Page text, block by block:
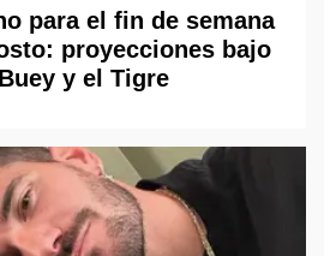
para el fin de semana
proyecciones bajo
y el Tigre